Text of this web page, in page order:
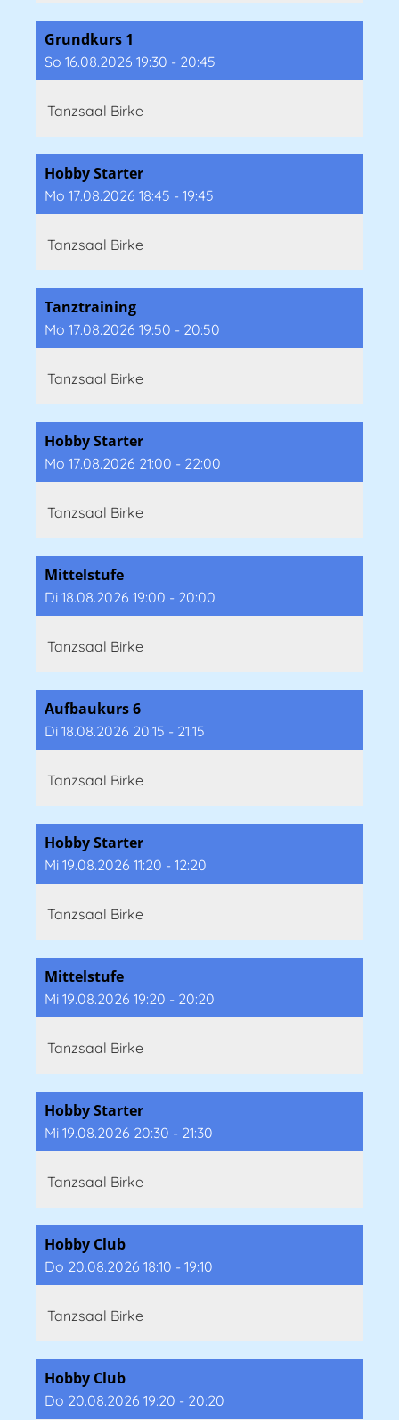
Grundkurs 1
So 16.08.2026 19:30 - 20:45
Tanzsaal Birke
Hobby Starter
Mo 17.08.2026 18:45 - 19:45
Tanzsaal Birke
Tanztraining
Mo 17.08.2026 19:50 - 20:50
Tanzsaal Birke
Hobby Starter
Mo 17.08.2026 21:00 - 22:00
Tanzsaal Birke
Mittelstufe
Di 18.08.2026 19:00 - 20:00
Tanzsaal Birke
Aufbaukurs 6
Di 18.08.2026 20:15 - 21:15
Tanzsaal Birke
Hobby Starter
Mi 19.08.2026 11:20 - 12:20
Tanzsaal Birke
Mittelstufe
Mi 19.08.2026 19:20 - 20:20
Tanzsaal Birke
Hobby Starter
Mi 19.08.2026 20:30 - 21:30
Tanzsaal Birke
Hobby Club
Do 20.08.2026 18:10 - 19:10
Tanzsaal Birke
Hobby Club
Do 20.08.2026 19:20 - 20:20